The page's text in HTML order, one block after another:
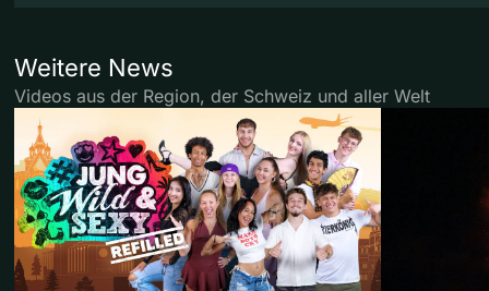
Weitere News
Videos aus der Region, der Schweiz und aller Welt